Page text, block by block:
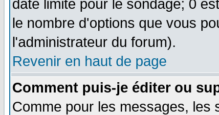
date limite pour le sondage; 0
le nombre d'options que vous
l'administrateur du forum).
Revenir en haut de page
Comment puis-je éditer ou
Comme pour les messages, les